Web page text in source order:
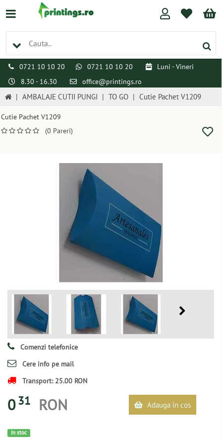
0721 10 10 20 0721 10 10 20
Luni - Vineri
8.30 - 16.30
office@printings.ro
| AMBALAJE CUTII PUNGI | TO GO | Cutie Pachet V1209
Cutie Pachet V1209
(0 Pareri)
Comenzi telefonice
Cere info pe mail
Transport: 25.00 RON
0 31 RON Adauga in cos
In stoc